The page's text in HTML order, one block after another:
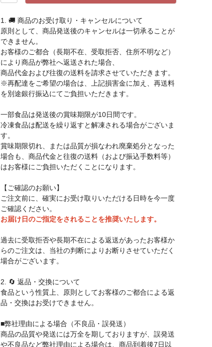
1. 🚚 商品のお受け取り・キャンセルについて
原則として、商品発送後のキャンセルは一切承ることが
できません。
お客様のご都合（長期不在、受取拒否、住所不明など）
により商品が弊社へ返送された場合、
商品代金および往復の送料を請求させていただきます。
※再配達をご希望の場合は、上記損害金に加え、再送料
を別途銀行振込にてご負担いただきます。
一部食品は発送後の賞味期限が10日間です。
冷凍食品は配送を繰り返すと解凍される場合がございま
す。
賞味期限切れ、または品質が損なわれ廃棄処分となった
場合も、商品代金と往復の送料（および振込手数料等）
はお客様にご負担いただくことになります。
【ご確認のお願い】
ご注文前に、確実にお受け取りいただける日時を今一度
ご確認ください。
お届け日のご指定をされることを推奨いたします。
過去に受取拒否や長期不在による返送があったお客様か
らのご注文は、当社の判断によりお断りさせていただく
場合がございます。
2. 🔄 返品・交換について
食品という性質上、原則としてお客様のご都合による返
品・交換はお受けできません。
■弊社理由による場合（不良品・誤発送）
商品の品質や発送には万全を期しておりますが、誤発送
や不良品など弊社理由による場合は、商品到着後7日以